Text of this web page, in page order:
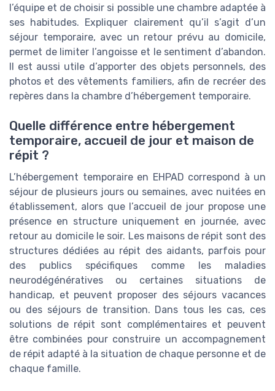
l’équipe et de choisir si possible une chambre adaptée à
ses habitudes. Expliquer clairement qu’il s’agit d’un
séjour temporaire, avec un retour prévu au domicile,
permet de limiter l’angoisse et le sentiment d’abandon.
Il est aussi utile d’apporter des objets personnels, des
photos et des vêtements familiers, afin de recréer des
repères dans la chambre d’hébergement temporaire.
Quelle différence entre hébergement
temporaire, accueil de jour et maison de
répit ?
L’hébergement temporaire en EHPAD correspond à un
séjour de plusieurs jours ou semaines, avec nuitées en
établissement, alors que l’accueil de jour propose une
présence en structure uniquement en journée, avec
retour au domicile le soir. Les maisons de répit sont des
structures dédiées au répit des aidants, parfois pour
des publics spécifiques comme les maladies
neurodégénératives ou certaines situations de
handicap, et peuvent proposer des séjours vacances
ou des séjours de transition. Dans tous les cas, ces
solutions de répit sont complémentaires et peuvent
être combinées pour construire un accompagnement
de répit adapté à la situation de chaque personne et de
chaque famille.